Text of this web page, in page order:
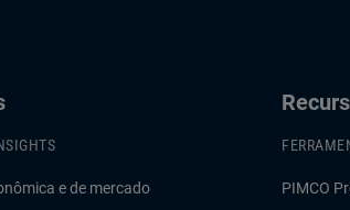
e de mercado PIMCO